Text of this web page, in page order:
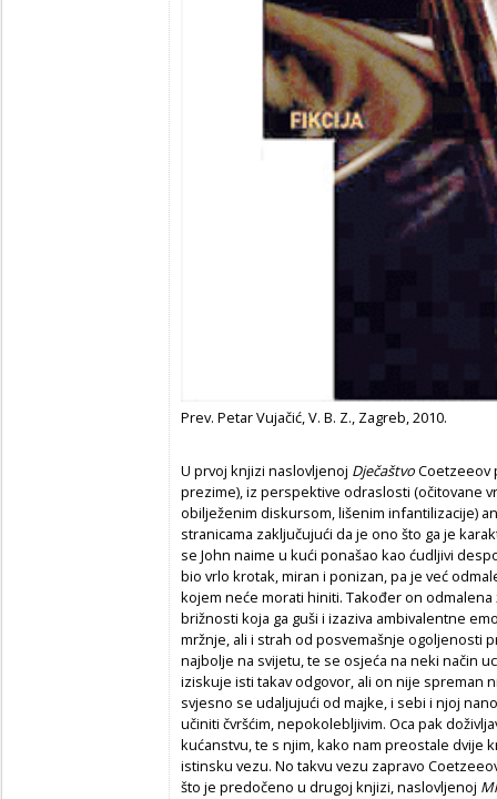
Prev. Petar Vujačić, V. B. Z., Zagreb, 2010.
U prvoj knjizi naslovljenoj DječaštvoCoetzeeov
prezime), iz perspektive odraslosti (očitovane
obilježenim diskursom, lišenim infantilizacije)
stranicama zaključujući da je ono što ga je
se John naime u kući ponašao kao ćudljivi
bio vrlo krotak, miran i ponizan, pa je već
kojem neće morati hiniti. Također on
brižnosti koja ga guši i izaziva ambivalentne
mržnje, ali i strah od posvemašnje ogoljenosti
najbolje na svijetu, te se osjeća na neki način
iziskuje isti takav odgovor, ali on nije spreman
svjesno se udaljujući od majke, i sebi i njoj
učiniti čvršćim, nepokolebljivim. Oca pak
kućanstvu, te s njim, kako nam preostale dvije
istinsku vezu. No takvu vezu zapravo
što je predočeno u drugoj knjizi, naslovljenoj